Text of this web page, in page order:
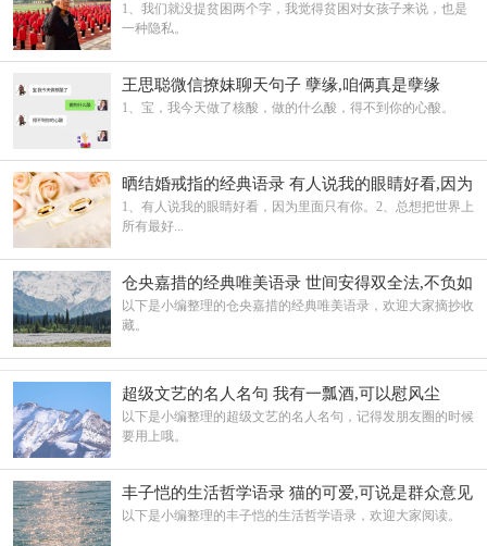
1、我们就没提贫困两个字，我觉得贫困对女孩子来说，也是
一种隐私。
王思聪微信撩妹聊天句子 孽缘,咱俩真是孽缘
1、宝，我今天做了核酸，做的什么酸，得不到你的心酸。
晒结婚戒指的经典语录 有人说我的眼睛好看,因为
里面只有你
1、有人说我的眼睛好看，因为里面只有你。2、总想把世界上
所有最好...
仓央嘉措的经典唯美语录 世间安得双全法,不负如
来不负卿
以下是小编整理的仓央嘉措的经典唯美语录，欢迎大家摘抄收
藏。
超级文艺的名人名句 我有一瓢酒,可以慰风尘
以下是小编整理的超级文艺的名人名句，记得发朋友圈的时候
要用上哦。
丰子恺的生活哲学语录 猫的可爱,可说是群众意见
以下是小编整理的丰子恺的生活哲学语录，欢迎大家阅读。